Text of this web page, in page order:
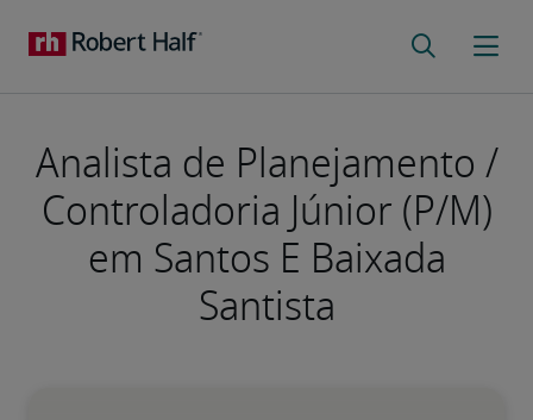
Analista de Planejamento /
Controladoria Júnior (P/M)
em Santos E Baixada
Santista